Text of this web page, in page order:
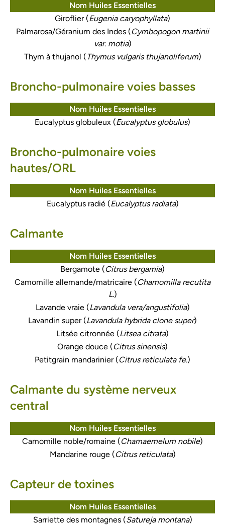
Nom Huiles Essentielles
Giroflier (Eugenia caryophyllata)
Palmarosa/Géranium des Indes (Cymbopogon martinii
var. motia)
Thym à thujanol (Thymus vulgaris thujanoliferum)
Broncho-pulmonaire voies basses
Nom Huiles Essentielles
Eucalyptus globuleux (Eucalyptus globulus)
Broncho-pulmonaire voies
hautes/ORL
Nom Huiles Essentielles
Eucalyptus radié (Eucalyptus radiata)
Calmante
Nom Huiles Essentielles
Bergamote (Citrus bergamia)
Camomille allemande/matricaire (Chamomilla recutita
L.)
Lavande vraie (Lavandula vera/angustifolia)
Lavandin super (Lavandula hybrida clone super)
Litsée citronnée (Litsea citrata)
Orange douce (Citrus sinensis)
Petitgrain mandarinier (Citrus reticulata fe.)
Calmante du système nerveux
central
Nom Huiles Essentielles
Camomille noble/romaine (Chamaemelum nobile)
Mandarine rouge (Citrus reticulata)
Capteur de toxines
Nom Huiles Essentielles
Sarriette des montagnes (Satureja montana)